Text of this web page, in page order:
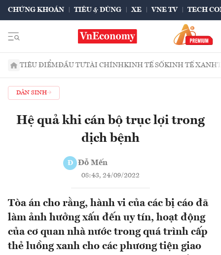
CHỨNG KHOÁN TIÊU & DÙNG XE VNE TV TECH
TIÊU ĐIỂMĐẦU TƯTÀI CHÍNHKINH TẾ SỐKINH TẾ XANH
DÂN SINH
Hệ quả khi cán bộ trục lợi trong
dịch bệnh
Đ Đỗ Mến
08:43, 24/09/2022
Tòa án cho rằng, hành vi của các bị cáo đã
làm ảnh hưởng xấu đến uy tín, hoạt động
của cơ quan nhà nước trong quá trình cấp
thẻ luồng xanh cho các phương tiện giao